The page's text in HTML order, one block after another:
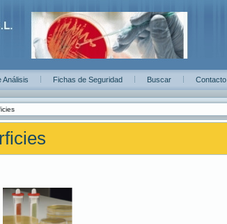
Análisis Fichas de Seguridad Buscar Contacto